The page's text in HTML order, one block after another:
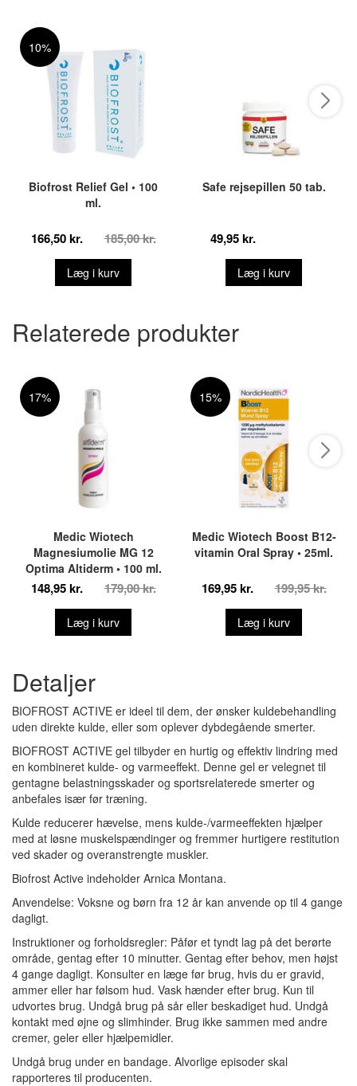
10%
Biofrost Relief Gel • 100
ml.
166,50 kr. 185,00 kr.
Læg i kurv
Safe rejsepillen 50 tab.
49,95 kr.
Læg i kurv
Relaterede produkter
17%
Medic Wiotech
Magnesiumolie MG 12
Optima Altiderm • 100 ml.
148,95 kr. 179,00 kr.
Læg i kurv
15%
Medic Wiotech Boost B12-
vitamin Oral Spray • 25ml.
169,95 kr. 199,95 kr.
Læg i kurv
Detaljer
BIOFROST ACTIVE er ideel til dem, der ønsker kuldebehandling
uden direkte kulde, eller som oplever dybdegående smerter.
BIOFROST ACTIVE gel tilbyder en hurtig og effektiv lindring med
en kombineret kulde- og varmeeffekt. Denne gel er velegnet til
gentagne belastningsskader og sportsrelaterede smerter og
anbefales især før træning.
Kulde reducerer hævelse, mens kulde-/varmeeffekten hjælper
med at løsne muskelspændinger og fremmer hurtigere restitution
ved skader og overanstrengte muskler.
Biofrost Active indeholder Arnica Montana.
Anvendelse: Voksne og børn fra 12 år kan anvende op til 4 gange
dagligt.
Instruktioner og forholdsregler: Påfør et tyndt lag på det berørte
område, gentag efter 10 minutter. Gentag efter behov, men højst
4 gange dagligt. Konsulter en læge før brug, hvis du er gravid,
ammer eller har følsom hud. Vask hænder efter brug. Kun til
udvortes brug. Undgå brug på sår eller beskadiget hud. Undgå
kontakt med øjne og slimhinder. Brug ikke sammen med andre
cremer, geler eller hjælpemidler.
Undgå brug under en bandage. Alvorlige episoder skal
rapporteres til producenten.